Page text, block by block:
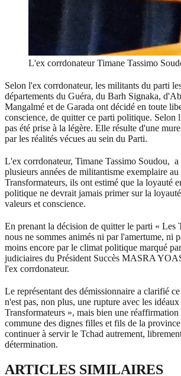
L'ex corrdonateur Timane Tassimo
Selon l'ex corrdonateur, les militants du parti
départements du Guéra, du Barh Signaka,
Mangalmé et de Garada ont décidé en toute
conscience, de quitter ce parti politique. Selon
pas été prise à la légère. Elle résulte d'une
par les réalités vécues au sein du Parti.
L'ex corrdonateur, Timane Tassimo Soudou, a
plusieurs années de militantisme exemplaire au
Transformateurs, ils ont estimé que la loyauté
politique ne devrait jamais primer sur la
valeurs et conscience.
En prenant la décision de quitter le parti « Les
nous ne sommes animés ni par l'amertume, ni
moins encore par le climat politique marqué
judiciaires du Président Succès MASRA
l'ex corrdonateur.
Le représentant des démissionnaire a clarifié
n'est pas, non plus, une rupture avec les
Transformateurs », mais bien une
commune des dignes filles et fils de la
continuer à servir le Tchad autrement,
détermination.
ARTICLES SIMILAIRES